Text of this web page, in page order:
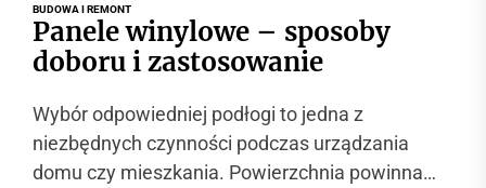
BUDOWA I REMONT
Panele winylowe – sposoby
doboru i zastosowanie
Wybór odpowiedniej podłogi to jedna z
niezbędnych czynności podczas urządzania
domu czy mieszkania. Powierzchnia powinna